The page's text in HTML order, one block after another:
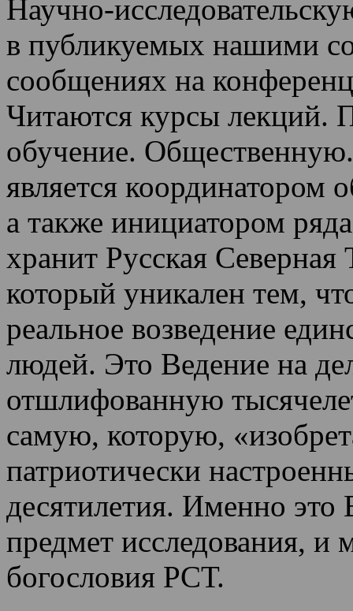
Научно-
в публикуемых нашими
сообщениях на
Читаются курсы лекций.
обучение.
является
а также инициатором
хранит Русская
который уникален тем,
реальное возведение
людей. Это Ведение на
отшлифованную
самую, которую,
патриотически
десятилетия. Именно это
предмет исследования, и
богословия РСТ.